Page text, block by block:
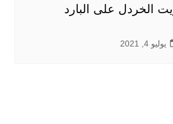
الخردل على البارد
يوليو 4, 2021